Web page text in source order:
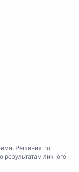
, Решения по
личного